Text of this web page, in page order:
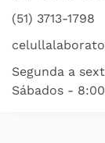
(51) 3713-1798
Segunda a
Sábados - 8:00